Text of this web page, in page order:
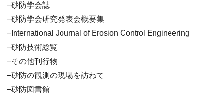
砂防学会誌
砂防学会研究発表会概要集
International Journal of Erosion Control Engineering
砂防技術総覧
その他刊行物
砂防の観測の現場を訪ねて
砂防図書館